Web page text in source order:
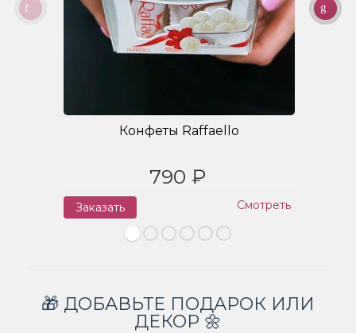
Конфеты Raffaello
790 ₽
Заказать Смотреть
🎁 ДОБАВЬТЕ ПОДАРОК ИЛИ
ДЕКОР 🌼